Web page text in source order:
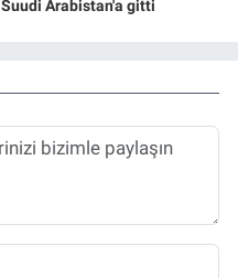
Suudi Arabistan'a gitti